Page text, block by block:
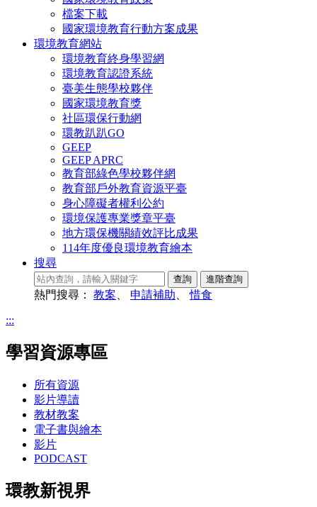
檔案下載
國家環境教育行動方案成果
環境教育網站
環境教育終身學習網
環境教育認證系統
臺美生態學校夥伴
國家環境教育獎
社區環保行動網
環教趴趴GO
GEEP
GEEP APRC
教育部綠色學校夥伴網
教育部戶外教育資源平臺
身心障礙者權利公約
環境保護專業獎章平臺
地方環保機關績效評比成果
114年度優良環境教育繪本
搜尋
熱門搜尋： 教案 申請補助 、惜食
:::
學習資源專區
所有資源
影片導讀
教材教案
電子書與繪本
影片
PODCAST
環教新視界